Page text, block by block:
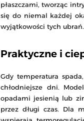
płaszczami, tworząc
się do niemal każdej
wyjątkowości tych
Praktyczne i
Gdy temperatura
chłodniejsze dni.
opadami jesienią lub
przez długi czas. Dla